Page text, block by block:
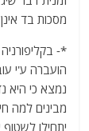
מסכות בד אינן
*-
הועברה ע'י
נמצא כי היא
מבינים למה
יתחילו